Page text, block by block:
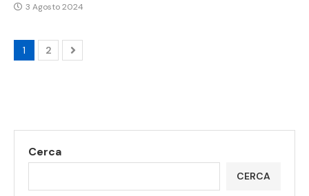
3 Agosto 2024
1 2
Cerca
CERCA